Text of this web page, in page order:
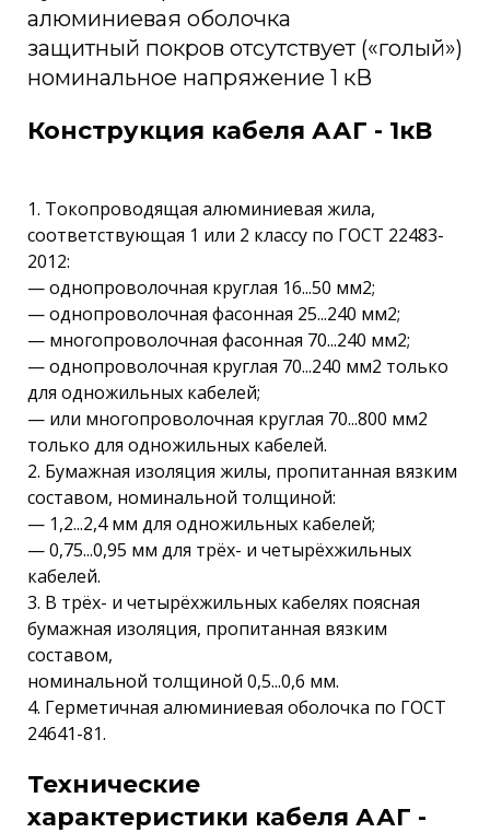
алюминиевая оболочка
защитный покров отсутствует («голый»)
номинальное напряжение 1 кВ
Конструкция кабеля ААГ - 1кВ
1. Токопроводящая алюминиевая жила,
соответствующая 1 или 2 классу по ГОСТ 22483-
2012:
— однопроволочная круглая 16...50 мм2;
— однопроволочная фасонная 25...240 мм2;
— многопроволочная фасонная 70...240 мм2;
— однопроволочная круглая 70...240 мм2 только
для одножильных кабелей;
— или многопроволочная круглая 70...800 мм2
только для одножильных кабелей.
2. Бумажная изоляция жилы, пропитанная вязким
составом, номинальной толщиной:
— 1,2...2,4 мм для одножильных кабелей;
— 0,75...0,95 мм для трёх- и четырёхжильных
кабелей.
3. В трёх- и четырёхжильных кабелях поясная
бумажная изоляция, пропитанная вязким
составом,
номинальной толщиной 0,5...0,6 мм.
4. Герметичная алюминиевая оболочка по ГОСТ
24641-81.
Технические
характеристики кабеля ААГ -